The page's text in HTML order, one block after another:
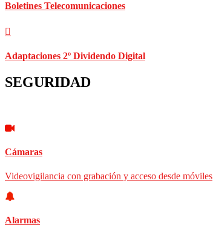
Boletines Telecomunicaciones
Adaptaciones 2º Dividendo Digital
SEGURIDAD
Cámaras
Videovigilancia con grabación y acceso desde móviles
Alarmas